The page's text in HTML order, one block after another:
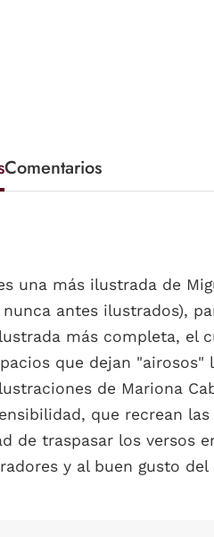
Comentarios
más ilustrada de
antes ilustrados),
más completa, el
que dejan "airosos"
de Mariona
que recrean
traspasar los versos
y al buen gusto